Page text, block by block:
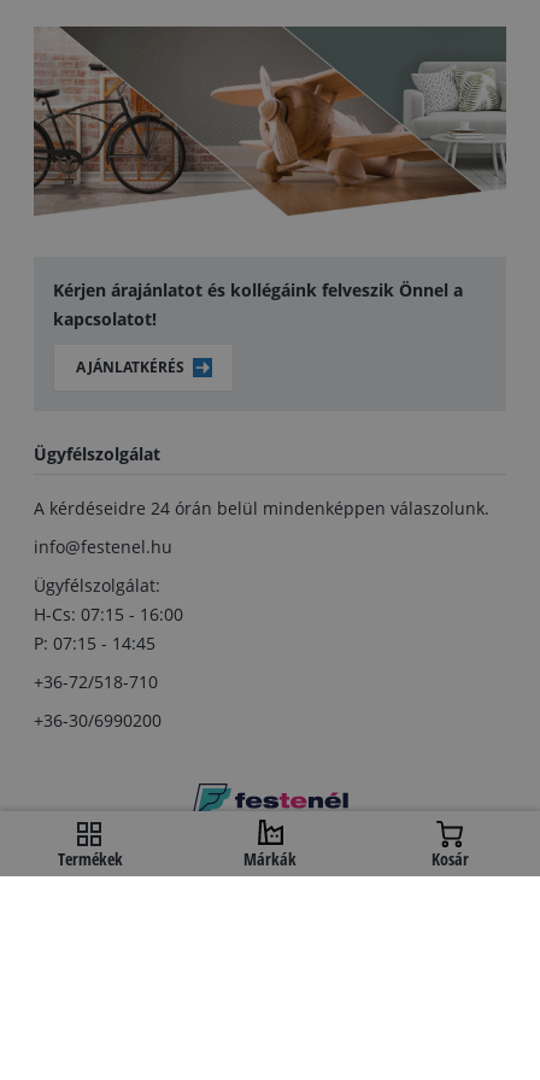
Kérjen árajánlatot és kollégáink felveszik Önnel a
kapcsolatot!
AJÁNLATKÉRÉS
Ügyfélszolgálat
A kérdéseidre 24 órán belül mindenképpen válaszolunk.
info@festenel.hu
Ügyfélszolgálat:
H-Cs: 07:15 - 16:00
P: 07:15 - 14:45
+36-72/518-710
+36-30/6990200
Copyright © festenel.hu.
Minden jog fentartva.
Termékek Márkák Kosár